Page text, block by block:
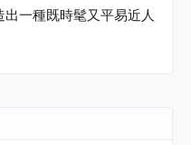
出一種既時髦又平易近人